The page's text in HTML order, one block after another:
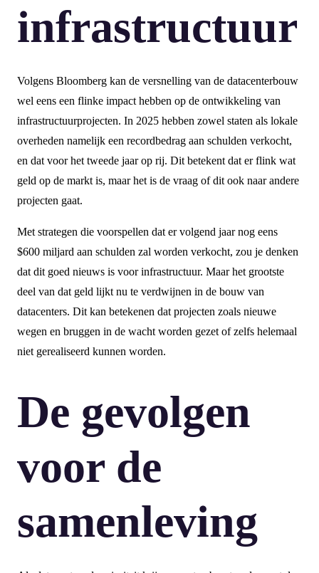
infrastructuur
Volgens Bloomberg kan de versnelling van de datacenterbouw
wel eens een flinke impact hebben op de ontwikkeling van
infrastructuurprojecten. In 2025 hebben zowel staten als lokale
overheden namelijk een recordbedrag aan schulden verkocht,
en dat voor het tweede jaar op rij. Dit betekent dat er flink wat
geld op de markt is, maar het is de vraag of dit ook naar andere
projecten gaat.
Met strategen die voorspellen dat er volgend jaar nog eens
$600 miljard aan schulden zal worden verkocht, zou je denken
dat dit goed nieuws is voor infrastructuur. Maar het grootste
deel van dat geld lijkt nu te verdwijnen in de bouw van
datacenters. Dit kan betekenen dat projecten zoals nieuwe
wegen en bruggen in de wacht worden gezet of zelfs helemaal
niet gerealiseerd kunnen worden.
De gevolgen
voor de
samenleving